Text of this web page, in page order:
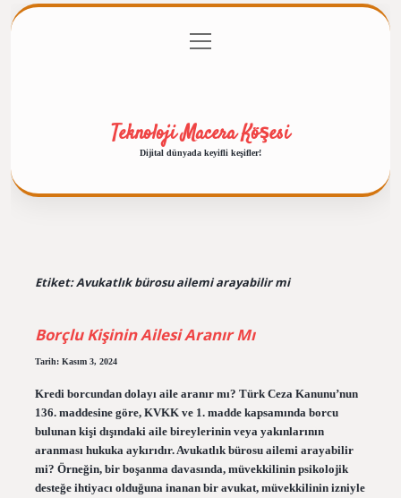
Gizlilik Politikası
menüyü
aç
Teknoloji Macera Köşesi
Dijital dünyada keyifli keşifler!
Etiket:Avukatlık bürosu ailemi arayabilir mi
Borçlu Kişinin Ailesi Aranır Mı
Tarih: Kasım 3, 2024
Kredi borcundan dolayı aile aranır mı? Türk Ceza Kanunu’nun
136. maddesine göre, KVKK ve 1. madde kapsamında borcu
bulunan kişi dışındaki aile bireylerinin veya yakınlarının
aranması hukuka aykırıdır. Avukatlık bürosu ailemi arayabilir
mi? Örneğin, bir boşanma davasında, müvekkilinin psikolojik
desteğe ihtiyacı olduğuna inanan bir avukat, müvekkilinin izniyle